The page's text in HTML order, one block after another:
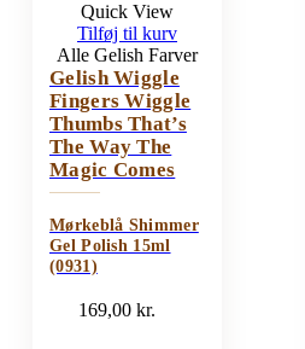
Quick View
Tilføj til kurv
Alle Gelish Farver
Gelish Wiggle
Fingers Wiggle
Thumbs That’s
The Way The
Magic Comes
Mørkeblå Shimmer
Gel Polish 15ml
(0931)
169,00kr.